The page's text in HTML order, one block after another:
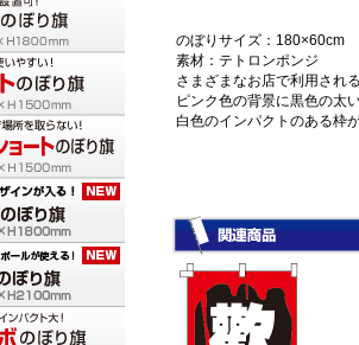
のぼりサイズ：180×60cm
素材：テトロンポンジ
さまざまなお店で利用され
ピンク色の背景に黒色の太
白色のインパクトのある枠